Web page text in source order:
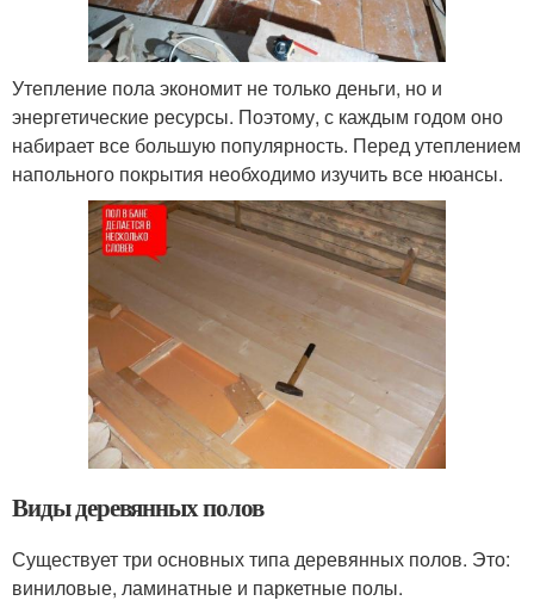
Утепление пола экономит не только деньги, но и
энергетические ресурсы. Поэтому, с каждым годом оно
набирает все большую популярность. Перед утеплением
напольного покрытия необходимо изучить все нюансы.
Виды деревянных полов
Существует три основных типа деревянных полов. Это:
виниловые, ламинатные и паркетные полы.